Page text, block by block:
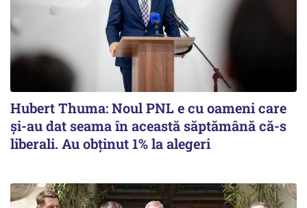
Hubert Thuma: Noul PNL e cu oameni care
și-au dat seama în această săptămână că-s
liberali. Au obținut 1% la alegeri